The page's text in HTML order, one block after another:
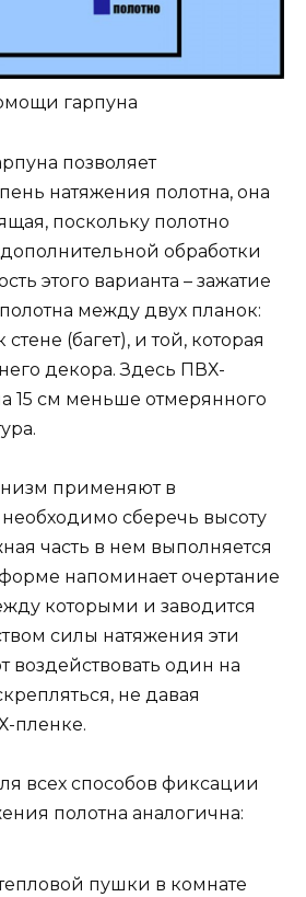
гарпуна
позволяет
натяжения полотна, она
поскольку полотно
обработки
этого варианта – зажатие
между двух планок:
(багет), и той, которая
декора. Здесь ПВХ-
15 см меньше отмерянного
применяют в
сберечь высоту
часть в нем выполняется
напоминает очертание
которыми и заводится
силы натяжения эти
воздействовать один на
не давая
пленке.
всех способов фиксации
полотна аналогична:
пушки в комнате